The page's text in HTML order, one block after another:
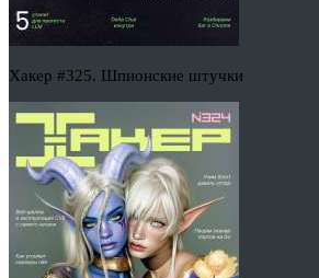
Хакер #325. Шпионские штучки